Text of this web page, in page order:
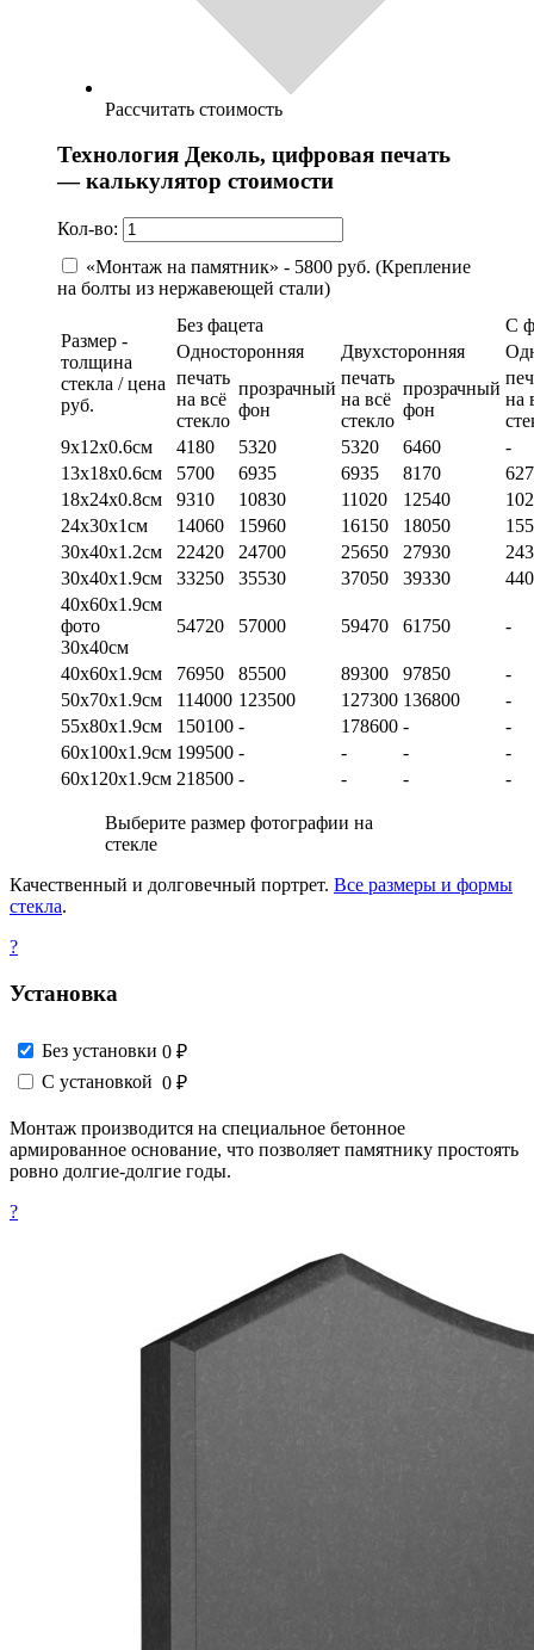
Рассчитать стоимость
Технология Деколь, цифровая печать
— калькулятор стоимости
Кол-во:
«Монтаж на памятник» - 5800 руб. (Крепление
на болты из нержавеющей стали)
Размер -
толщина
стекла / цена
руб.
Без фацета
С
Односторонняя
Двухсторонняя
печать
на всё
стекло
прозрачный
фон
печать
на всё
стекло
прозрачный
фон
на
9х12х0.6см
4180 5320 5320 6460
-
13х18х0.6см
5700 6935 6935 8170
18х24х0.8см
9310 10830 11020 12540
24х30х1см
14060 15960 16150 18050
30х40х1.2см
22420 24700 25650 27930
30х40х1.9см
33250 35530 37050 39330
40х60х1.9см
фото
30х40см
54720 57000 59470 61750 -
40х60х1.9см 76950 85500 89300 97850
-
50х70х1.9см
114000 123500 127300 136800
-
55х80х1.9см
150100 - 178600 -
-
60х100х1.9см 199500 - - -
-
60х120х1.9см 218500 - - - -
Выберите размер фотографии на
стекле
Качественный и долговечный портрет. Все размеры и формы
стекла.
?
Установка
Без установки 0 ₽
С установкой 0 ₽
Монтаж производится на специальное бетонное
армированное основание, что позволяет памятнику простоять
ровно долгие-долгие годы.
?